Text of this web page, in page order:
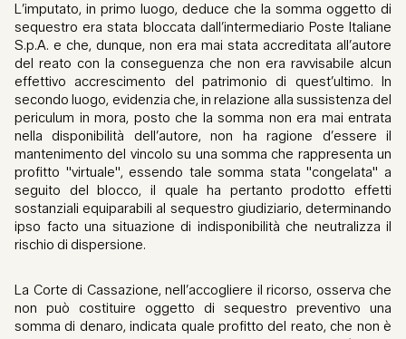
L’imputato, in primo luogo, deduce che la somma oggetto di
sequestro era stata bloccata dall’intermediario Poste Italiane
S.p.A. e che, dunque, non era mai stata accreditata all’autore
del reato con la conseguenza che non era ravvisabile alcun
effettivo accrescimento del patrimonio di quest’ultimo. In
secondo luogo, evidenzia che, in relazione alla sussistenza del
periculum in mora, posto che la somma non era mai entrata
nella disponibilità dell’autore, non ha ragione d’essere il
mantenimento del vincolo su una somma che rappresenta un
profitto "virtuale", essendo tale somma stata "congelata" a
seguito del blocco, il quale ha pertanto prodotto effetti
sostanziali equiparabili al sequestro giudiziario, determinando
ipso facto una situazione di indisponibilità che neutralizza il
rischio di dispersione.
La Corte di Cassazione, nell’accogliere il ricorso, osserva che
non può costituire oggetto di sequestro preventivo una
somma di denaro, indicata quale profitto del reato, che non è